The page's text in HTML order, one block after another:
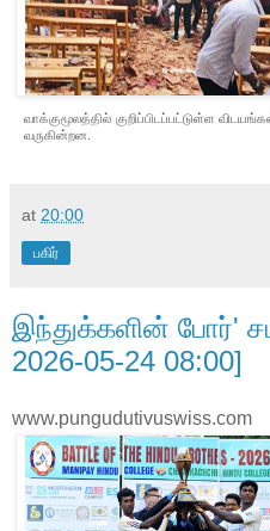
வாக்குமூலத்தில் குறிப்பிடப்பட்டுள்ள
வருகின்றன.
at 20:00
பகிர்
இந்துக்களின் போர்'
2026-05-24 08:00]
www.pungudutivuswiss.com